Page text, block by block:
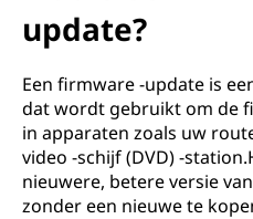
update?
Een firmware -update is
dat wordt gebruikt om de
in apparaten zoals uw
video -schijf (DVD) -
nieuwere, betere versie
zonder een nieuwe te